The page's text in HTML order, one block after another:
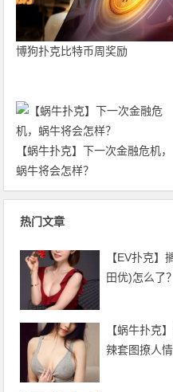
博狗扑克比特币周奖励
【蜗牛扑克】下一次金融危机，
蜗牛将会怎样？
热门文章
【EV扑克
田优)怎么了
【蜗牛扑克
辣套图撩人